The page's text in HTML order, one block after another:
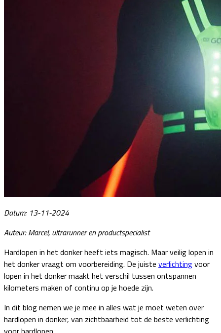
Datum: 13-11-2024
Auteur: Marcel, ultrarunner en productspecialist
Hardlopen in het donker heeft iets magisch. Maar veilig lopen in
het donker vraagt om voorbereiding. De juiste verlichtingvoor
lopen in het donker maakt het verschil tussen ontspannen
kilometers maken of continu op je hoede zijn.
In dit blog nemen we je mee in alles wat je moet weten over
hardlopen in donker, van zichtbaarheid tot de beste verlichting